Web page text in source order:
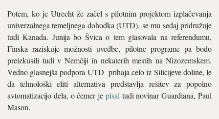
Potem, ko je Utrecht že začel s pilotnim projektom izplačevanja
univerzalnega temeljnega dohodka (UTD), se mu sedaj pridružuje
tudi Kanada. Junija bo Švica o tem glasovala na referendumu,
Finska raziskuje možnosti uvedbe, pilotne programe pa bodo
preizkusili tudi v Nemčiji in nekaterih mestih na Nizozemskem.
Vedno glasnejša podpora UTD prihaja celo iz Silicijeve doline, le
da tehnološki eliti alternativa predstavlja rešitev za popolno
avtomatizacijo dela, o čemer je pisal tudi novinar Guardiana, Paul
Mason.